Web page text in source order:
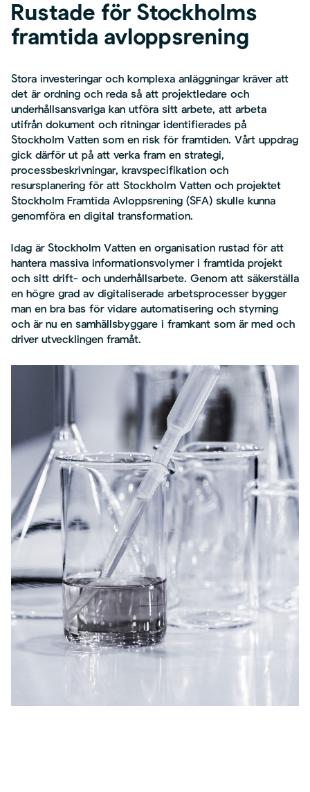
Rustade för Stockholms
framtida avloppsrening
Stora investeringar och komplexa anläggningar kräver att
det är ordning och reda så att projektledare och
underhållsansvariga kan utföra sitt arbete, att arbeta
utifrån dokument och ritningar identifierades på
Stockholm Vatten som en risk för framtiden. Vårt uppdrag
gick därför ut på att verka fram en strategi,
processbeskrivningar, kravspecifikation och
resursplanering för att Stockholm Vatten och projektet
Stockholm Framtida Avloppsrening (SFA) skulle kunna
genomföra en digital transformation.
Idag är Stockholm Vatten en organisation rustad för att
hantera massiva informationsvolymer i framtida projekt
och sitt drift- och underhållsarbete. Genom att säkerställa
en högre grad av digitaliserade arbetsprocesser bygger
man en bra bas för vidare automatisering och styrning
och är nu en samhällsbyggare i framkant som är med och
driver utvecklingen framåt.